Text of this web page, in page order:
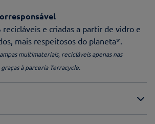
recicláveis e criadas a partir de vidro e
mais respeitosos do planeta*.
multimateriais, recicláveis apenas nas
à parceria Terracycle.